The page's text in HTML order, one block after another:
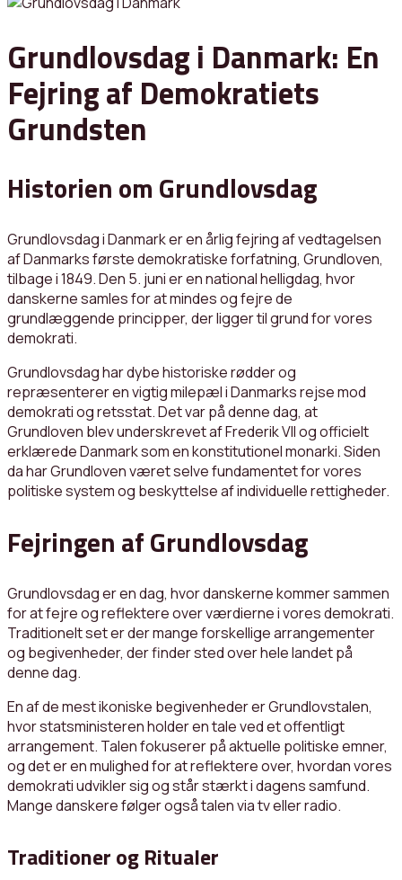
Grundlovsdag i Danmark: En
Fejring af Demokratiets
Grundsten
Historien om Grundlovsdag
Grundlovsdag i Danmark er en årlig fejring af vedtagelsen
af Danmarks første demokratiske forfatning, Grundloven,
tilbage i 1849. Den 5. juni er en national helligdag, hvor
danskerne samles for at mindes og fejre de
grundlæggende principper, der ligger til grund for vores
demokrati.
Grundlovsdag har dybe historiske rødder og
repræsenterer en vigtig milepæl i Danmarks rejse mod
demokrati og retsstat. Det var på denne dag, at
Grundloven blev underskrevet af Frederik VII og officielt
erklærede Danmark som en konstitutionel monarki. Siden
da har Grundloven været selve fundamentet for vores
politiske system og beskyttelse af individuelle rettigheder.
Fejringen af Grundlovsdag
Grundlovsdag er en dag, hvor danskerne kommer sammen
for at fejre og reflektere over værdierne i vores demokrati.
Traditionelt set er der mange forskellige arrangementer
og begivenheder, der finder sted over hele landet på
denne dag.
En af de mest ikoniske begivenheder er Grundlovstalen,
hvor statsministeren holder en tale ved et offentligt
arrangement. Talen fokuserer på aktuelle politiske emner,
og det er en mulighed for at reflektere over, hvordan vores
demokrati udvikler sig og står stærkt i dagens samfund.
Mange danskere følger også talen via tv eller radio.
Traditioner og Ritualer